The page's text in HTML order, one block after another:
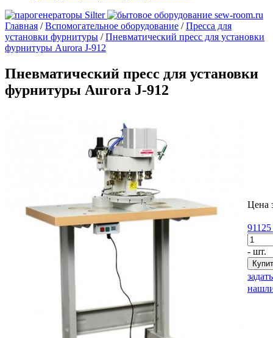
Главная /Вспомогательное оборудование /Пресса для
установки фурнитуры /Пневматический пресс для установки
фурнитуры Aurora J-912
Пневматический пресс для установки
фурнитуры Aurora J-912
Цена
91125
- шт.